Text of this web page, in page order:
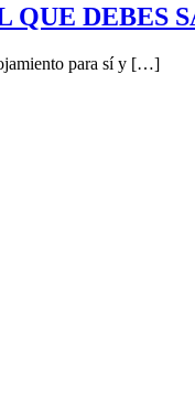
QUE DEBES
para sí y […]